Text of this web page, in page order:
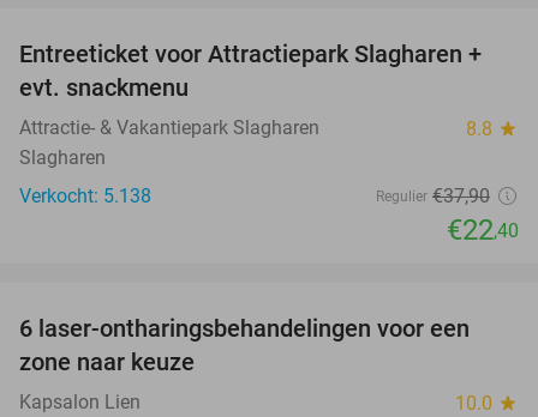
41%
Entreeticket voor Attractiepark Slagharen +
evt. snackmenu
Attractie- & Vakantiepark Slagharen 8.8 star
Slagharen
Verkocht: 5.138
Regulier €37,90
€22,40
72%
6 laser-ontharingsbehandelingen voor een
zone naar keuze
Kapsalon Lien 10.0 star